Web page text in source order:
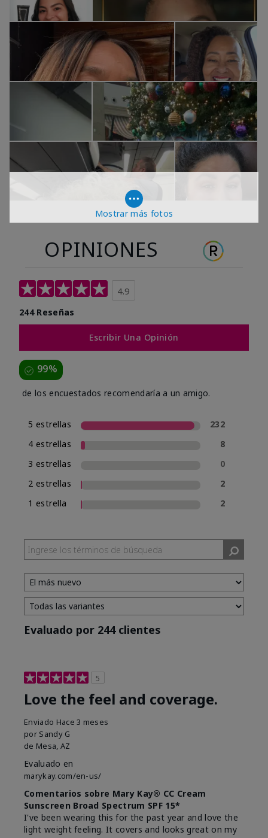
Mostrar más fotos
OPINIONES
4.9
244 Reseñas
Escribir Una Opinión
99%
de los encuestados recomendaría a un amigo.
5 estrellas
232
4 estrellas
8
3 estrellas
0
2 estrellas
2
1 estrella
2
Evaluado por 244 clientes
5
Love the feel and coverage.
Enviado Hace 3 meses
por Sandy G
de Mesa, AZ
Evaluado en
marykay.com/en-us/
Comentarios sobre Mary Kay® CC Cream
Sunscreen Broad Spectrum SPF 15*
I've been wearing this for the past year and love the
light weight feeling. It covers and looks great on my